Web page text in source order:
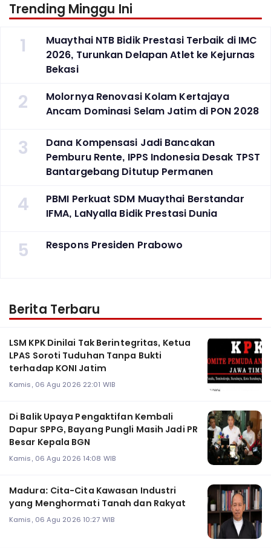
Trending Minggu Ini
1
Muaythai NTB Bidik Prestasi Terbaik di IMC
2026, Turunkan Delapan Atlet ke Kejurnas
Bekasi
2
Molornya Renovasi Kolam Kertajaya
Ancam Dominasi Selam Jatim di PON 2028
3
Dana Kompensasi Jadi Bancakan
Pemburu Rente, IPPS Indonesia Desak TPST
Bantargebang Ditutup Permanen
4
PBMI Perkuat SDM Muaythai Berstandar
IFMA, LaNyalla Bidik Prestasi Dunia
5 Respons Presiden Prabowo
Berita Terbaru
LSM KPK Dinilai Tak Berintegritas, Ketua
LPAS Soroti Tuduhan Tanpa Bukti
terhadap KONI Jatim
Kamis, 06 Agu 2026 22:01 WIB
Di Balik Upaya Pengaktifan Kembali
Dapur SPPG, Bayang Pungli Masih Jadi PR
Besar Kepala BGN
Kamis, 06 Agu 2026 14:08 WIB
Madura: Cita-Cita Kawasan Industri
yang Menghormati Tanah dan Rakyat
Kamis, 06 Agu 2026 10:27 WIB